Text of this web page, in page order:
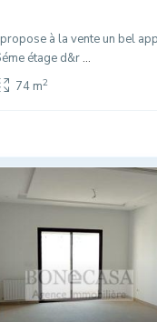
à la vente un bel
étage d&r...
74 m2